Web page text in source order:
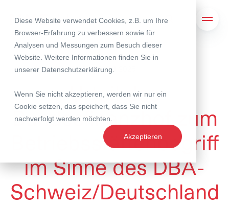
Diese Website verwendet Cookies, z.B. um Ihre
Browser-Erfahrung zu verbessern sowie für
Analysen und Messungen zum Besuch dieser
Website. Weitere Informationen finden Sie in
unserer Datenschutzerklärung
Wenn Sie nicht akzeptieren, werden wir nur ein
Cookie setzen, das speichert, dass Sie nicht
nachverfolgt werden möchten.
Akzeptieren
03. Juli 2025
Urteil des
Bundesfinanzhof zum
Betriebsstättenbegriff
im Sinne des DBA-
Schweiz/Deutschland